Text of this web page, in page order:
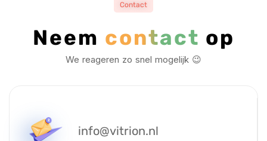
Contact
Neem contact op
We reageren zo snel mogelijk 😉
info@vitrion.nl